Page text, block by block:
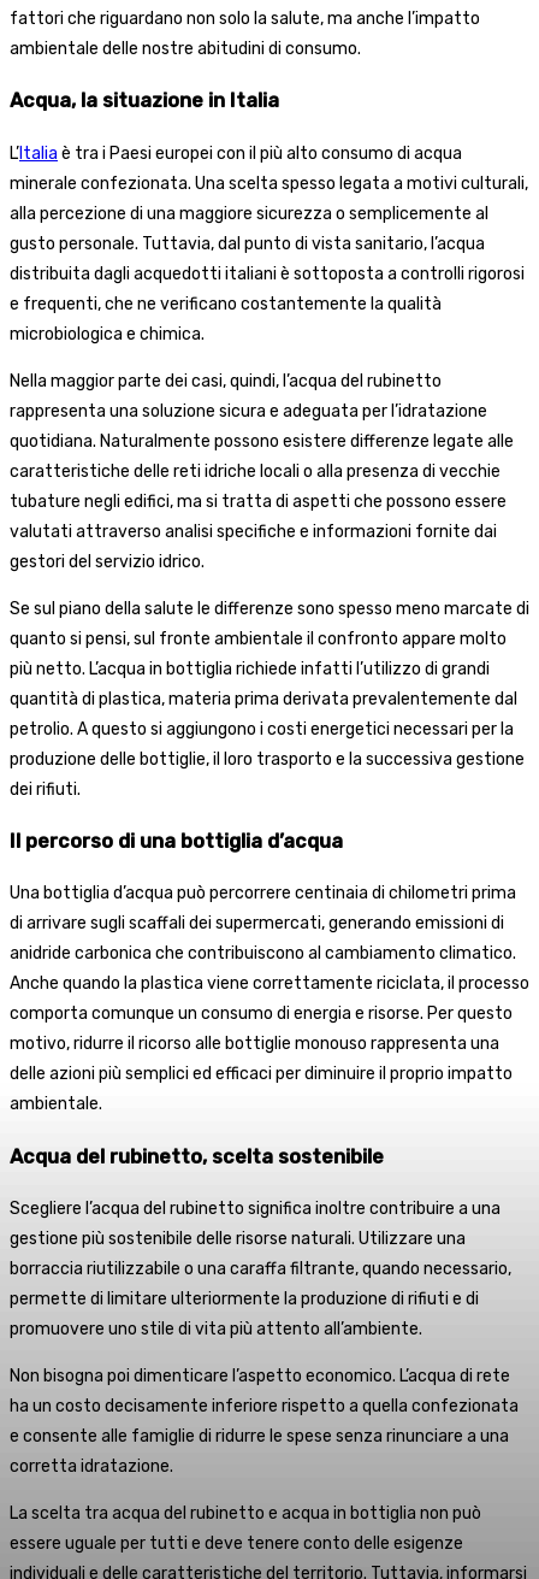
fattori che riguardano non solo la salute, ma anche l’impatto
ambientale delle nostre abitudini di consumo.
Acqua, la situazione in Italia
L’ Italia è tra i Paesi europei con il più alto consumo di acqua
minerale confezionata. Una scelta spesso legata a motivi culturali,
alla percezione di una maggiore sicurezza o semplicemente al
gusto personale. Tuttavia, dal punto di vista sanitario, l’acqua
distribuita dagli acquedotti italiani è sottoposta a controlli rigorosi
e frequenti, che ne verificano costantemente la qualità
microbiologica e chimica.
Nella maggior parte dei casi, quindi, l’acqua del rubinetto
rappresenta una soluzione sicura e adeguata per l’idratazione
quotidiana. Naturalmente possono esistere differenze legate alle
caratteristiche delle reti idriche locali o alla presenza di vecchie
tubature negli edifici, ma si tratta di aspetti che possono essere
valutati attraverso analisi specifiche e informazioni fornite dai
gestori del servizio idrico.
Se sul piano della salute le differenze sono spesso meno marcate di
quanto si pensi, sul fronte ambientale il confronto appare molto
più netto. L’acqua in bottiglia richiede infatti l’utilizzo di grandi
quantità di plastica, materia prima derivata prevalentemente dal
petrolio. A questo si aggiungono i costi energetici necessari per la
produzione delle bottiglie, il loro trasporto e la successiva gestione
dei rifiuti.
Il percorso di una bottiglia d’acqua
Una bottiglia d’acqua può percorrere centinaia di chilometri prima
di arrivare sugli scaffali dei supermercati, generando emissioni di
anidride carbonica che contribuiscono al cambiamento climatico.
Anche quando la plastica viene correttamente riciclata, il processo
comporta comunque un consumo di energia e risorse. Per questo
motivo, ridurre il ricorso alle bottiglie monouso rappresenta una
delle azioni più semplici ed efficaci per diminuire il proprio impatto
ambientale.
Acqua del rubinetto, scelta sostenibile
Scegliere l’acqua del rubinetto significa inoltre contribuire a una
gestione più sostenibile delle risorse naturali. Utilizzare una
borraccia riutilizzabile o una caraffa filtrante, quando necessario,
permette di limitare ulteriormente la produzione di rifiuti e di
promuovere uno stile di vita più attento all’ambiente.
Non bisogna poi dimenticare l’aspetto economico. L’acqua di rete
ha un costo decisamente inferiore rispetto a quella confezionata
e consente alle famiglie di ridurre le spese senza rinunciare a una
corretta idratazione.
La scelta tra acqua del rubinetto e acqua in bottiglia non può
essere uguale per tutti e deve tenere conto delle esigenze
individuali e delle caratteristiche del territorio. Tuttavia, informarsi